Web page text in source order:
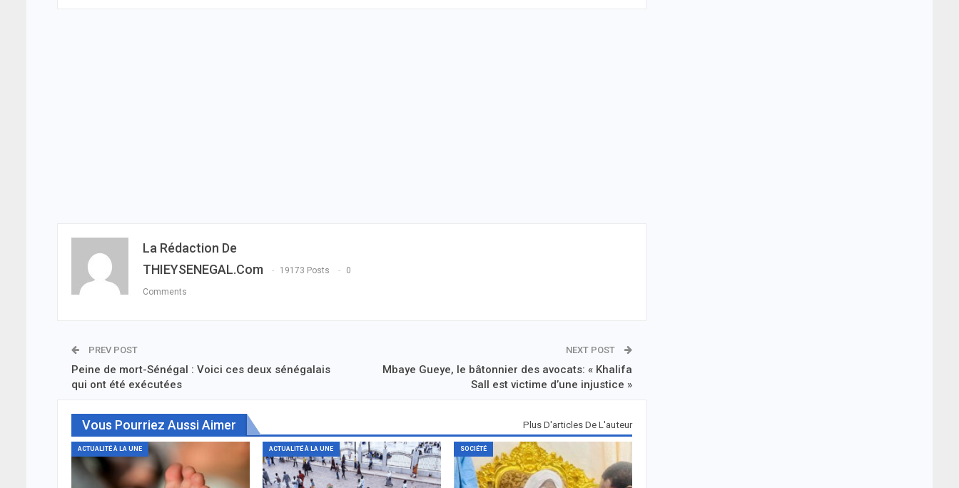
La Rédaction De
THIEYSENEGAL.com
19173 Posts 0
Comments
PREV POST
Peine de mort-Sénégal : Voici ces deux sénégalais
qui ont été exécutées
NEXT POST
Mbaye Gueye, le bâtonnier des avocats: « Khalifa
Sall est victime d’une injustice »
Vous Pourriez Aussi Aimer Plus D'articles De L'auteur
ACTUALITÉ À LA UNE ACTUALITÉ À LA UNE SOCIÉTÉ